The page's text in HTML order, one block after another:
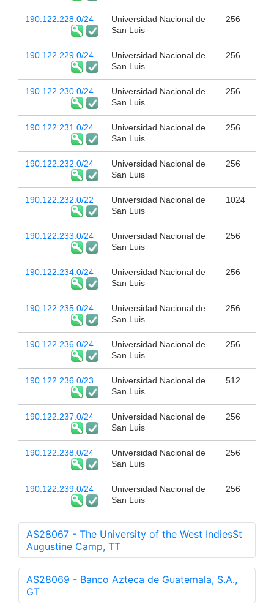
190.122.228.0/24
Universidad Nacional de
San Luis
256
190.122.229.0/24
Universidad Nacional de
San Luis
256
190.122.230.0/24
Universidad Nacional de
San Luis
256
190.122.231.0/24
Universidad Nacional de
San Luis
256
190.122.232.0/24
Universidad Nacional de
San Luis
256
190.122.232.0/22
Universidad Nacional de
San Luis
1024
190.122.233.0/24
Universidad Nacional de
San Luis
256
190.122.234.0/24
Universidad Nacional de
San Luis
256
190.122.235.0/24
Universidad Nacional de
San Luis
256
190.122.236.0/24
Universidad Nacional de
San Luis
256
190.122.236.0/23
Universidad Nacional de
San Luis
512
190.122.237.0/24
Universidad Nacional de
San Luis
256
190.122.238.0/24
Universidad Nacional de
San Luis
256
190.122.239.0/24
Universidad Nacional de
San Luis
256
AS28067 - The University of the West IndiesSt
Augustine Camp, TT
AS28069 - Banco Azteca de Guatemala, S.A.,
GT